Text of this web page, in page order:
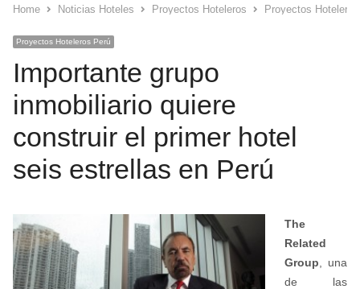
Home Noticias Hoteles Proyectos Hoteleros Proyectos
Proyectos Hoteleros Perú
Importante grupo
inmobiliario quiere
construir el primer hotel
seis estrellas en Perú
The
Related
Group , una
de las